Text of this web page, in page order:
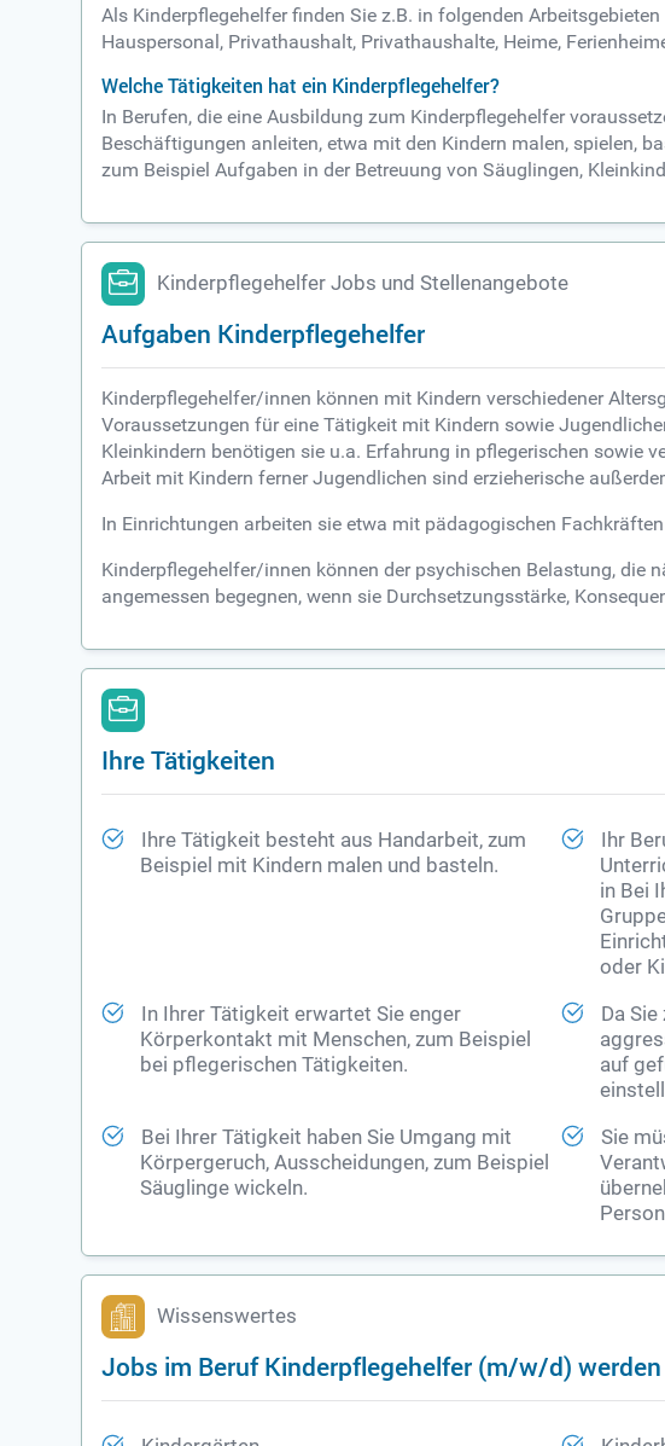
Als Kinderpflegehelfer finden Sie z.B. in folgenden
Hauspersonal, Privathaushalt, Privathaushalte, Heime,
Welche Tätigkeiten hat ein Kinderpflegehelfer?
In Berufen, die eine Ausbildung zum Kinderpflegehelfer
Beschäftigungen anleiten, etwa mit den Kindern malen, spielen,
zum Beispiel Aufgaben in der Betreuung von Säuglingen,
Kinderpflegehelfer Jobs und Stellenangebote
Aufgaben Kinderpflegehelfer
Kinderpflegehelfer/innen können mit Kindern verschiedener
Voraussetzungen für eine Tätigkeit mit Kindern sowie
Kleinkindern benötigen sie u.a. Erfahrung in pflegerischen sowie
Arbeit mit Kindern ferner Jugendlichen sind erzieherische
In Einrichtungen arbeiten sie etwa mit pädagogischen
Kinderpflegehelfer/innen können der psychischen Belastung, die
angemessen begegnen, wenn sie Durchsetzungsstärke,
Ihre Tätigkeiten
Ihre Tätigkeit besteht aus Handarbeit, zum
Beispiel mit Kindern malen und basteln.
Ihr
in Bei
oder
In Ihrer Tätigkeit erwartet Sie enger
Körperkontakt mit Menschen, zum Beispiel
bei pflegerischen Tätigkeiten.
Da
auf
Bei Ihrer Tätigkeit haben Sie Umgang mit
Körpergeruch, Ausscheidungen, zum Beispiel
Säuglinge wickeln.
Sie
Wissenswertes
Jobs im Beruf Kinderpflegehelfer (m/w/d)